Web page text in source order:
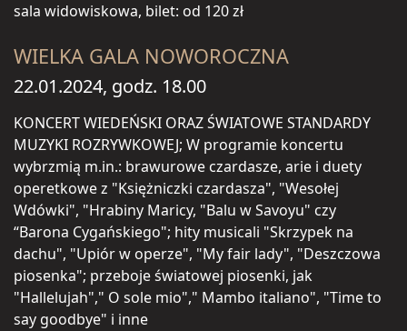
sala widowiskowa, bilet: od 120 zł
WIELKA GALA NOWOROCZNA
22.01.2024, godz. 18.00
KONCERT WIEDEŃSKI ORAZ ŚWIATOWE STANDARDY
MUZYKI ROZRYWKOWEJ; W programie koncertu
wybrzmią m.in.: brawurowe czardasze, arie i duety
operetkowe z "Księżniczki czardasza", "Wesołej
Wdówki", "Hrabiny Maricy, "Balu w Savoyu" czy
“Barona Cygańskiego"; hity musicali "Skrzypek na
dachu", "Upiór w operze", "My fair lady", "Deszczowa
piosenka"; przeboje światowej piosenki, jak
"Hallelujah"," O sole mio"," Mambo italiano", "Time to
say goodbye" i inne